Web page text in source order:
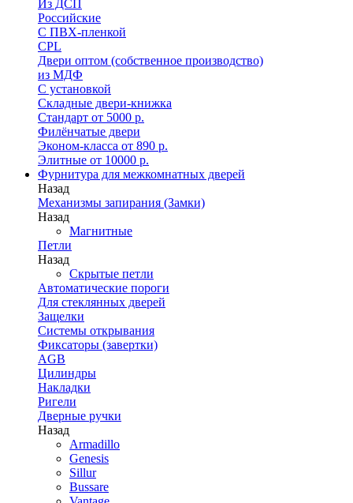
Из ДСП
Российские
C ПВХ-пленкой
CPL
Двери оптом (собственное производство)
из МДФ
С установкой
Складные двери-книжка
Стандарт от 5000 р.
Филёнчатые двери
Эконом-класса от 890 р.
Элитные от 10000 р.
Фурнитура для межкомнатных дверей
Назад
Механизмы запирания (Замки)
Назад
Магнитные
Петли
Назад
Скрытые петли
Автоматические пороги
Для стеклянных дверей
Защелки
Системы открывания
Фиксаторы (завертки)
AGB
Цилиндры
Накладки
Ригели
Дверные ручки
Назад
Armadillo
Genesis
Sillur
Bussare